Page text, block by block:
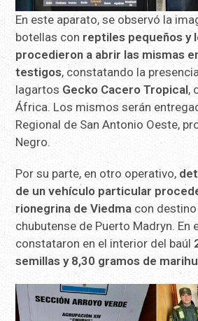
En este aparato, se observó la
botellas con reptiles pequeños y
procedieron a abrir las mismas
testigos, constatando la
lagartos Gecko Cacero Tropical,
África. Los mismos serán
Regional de San Antonio Oeste,
Negro.
Por su parte, en otro operativo,
de un vehículo particular
rionegrina de Viedma con
chubutense de Puerto Madryn. En
constataron en el interior del baúl
semillas y 8,30 gramos de